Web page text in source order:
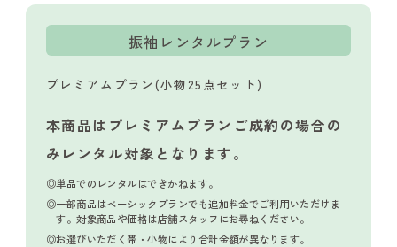
振袖レンタルプラン
プレミアムプラン(小物25点セット)
本商品はプレミアムプランご成約の場合の
み レンタル対象となります。
単品でのレンタルはできかねます。
一部商品はベーシックプランでも追加料金でご利用いただけま
す。対象商品や価格は店舗スタッフにお尋ねください。
お選びいただく帯・小物により合計金額が異なります。